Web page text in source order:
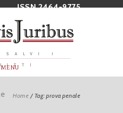
ISSN 2464-9775
SALVI I
MENU
Home / Tag: prova penale